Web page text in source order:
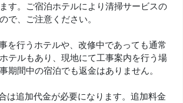
す。ご宿泊ホテルにより清掃サービスの
で、ご注意ください。
を行うホテルや、改修中であっても通常
テルもあり、現地にて工事案内を行う場
期間中の宿泊でも返金はありません。
は追加代金が必要になります。追加料金